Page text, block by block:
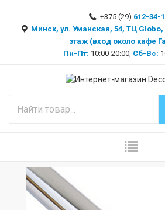
+375 (29) 612-34-
Минск, ул. Уманская, 54, ТЦ
этаж (вход около кафе
Пн-Пт: 10:00-20:00, Сб-Вс: